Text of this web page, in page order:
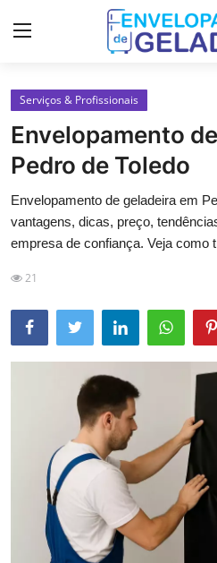
Login
Curso de Envelopamento
Geladeira
Galeria
Serviços & Profissionais
Envelopamento
Pedro de Toledo
Envelopamento de geladeira em
vantagens, dicas, preço,
empresa de confiança. Veja como
21